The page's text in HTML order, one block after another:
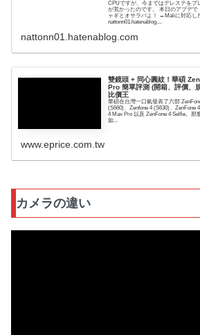
CPUですが、今まではデレステを
が荒かったのです。 本日のアプデ
ャギとオサラバよ！ →Maliに対応し
nattonn01.hatenablog....
nattonn01.hatenablog.com
雙鏡頭 + 同心圓紋！華碩
Pro 簡單評測 (開箱、評價、
比價王
華碩在台灣一口氣發表了六部
(S660)、Zenfone 4 (S630)、ZenFone
4 Max Pro 以及 ZenFone 4 Selfie。那
如...
www.eprice.com.tw
カメラの違い